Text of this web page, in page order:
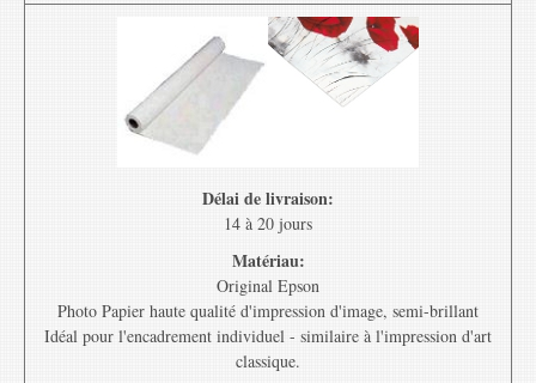
Délai de livraison:
14 à 20 jours
Matériau:
Original Epson
Photo Papier haute qualité d'impression d'image, semi-brillant
Idéal pour l'encadrement individuel - similaire à l'impression d'art
classique.